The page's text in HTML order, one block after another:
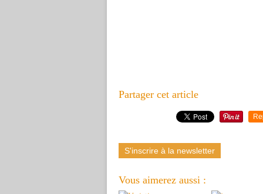
Partager cet article
S'inscrire à la newsletter
Vous aimerez aussi :